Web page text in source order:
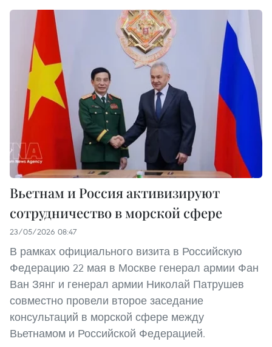
Вьетнам и Россия активизируют
сотрудничество в морской сфере
23/05/2026 08:47
В рамках официального визита в Российскую
Федерацию 22 мая в Москве генерал армии Фан
Ван Зянг и генерал армии Николай Патрушев
совместно провели второе заседание
консультаций в морской сфере между
Вьетнамом и Российской Федерацией.